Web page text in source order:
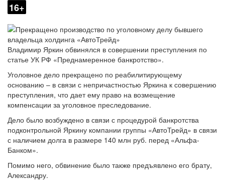
16+
Владимир Яркин обвинялся в совершении преступления по
статье УК РФ «Преднамеренное банкротство».
Уголовное дело прекращено по реабилитирующему
основанию – в связи с непричастностью Яркина к совершению
преступления, что дает ему право на возмещение
компенсации за уголовное преследование.
Дело было возбуждено в связи с процедурой банкротства
подконтрольной Яркину компании группы «АвтоТрейд» в связи
с наличием долга в размере 140 млн руб. перед «Альфа-
Банком».
Помимо него, обвинение было также предъявлено его брату,
Александру.